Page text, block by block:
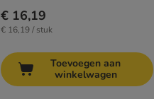
€ 16,19
€ 16,19 / stuk
Toevoegen aan
winkelwagen